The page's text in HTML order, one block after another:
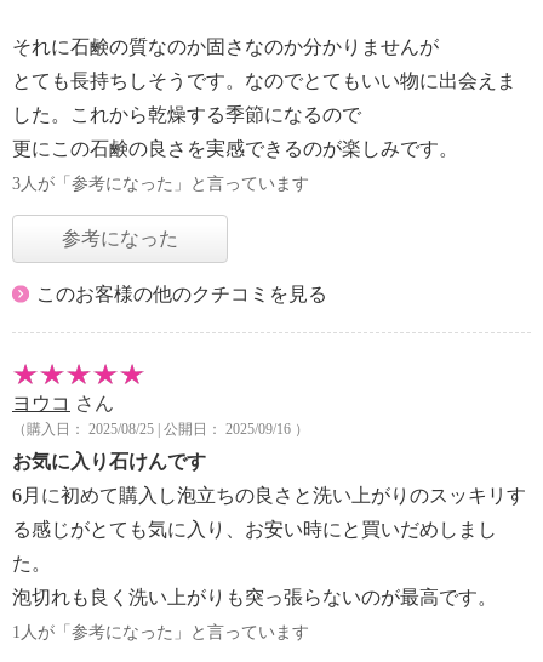
それに石鹸の質なのか固さなのか分かりませんが
とても長持ちしそうです。なのでとてもいい物に出会えま
した。これから乾燥する季節になるので
更にこの石鹸の良さを実感できるのが楽しみです。
3人が「参考になった」と言っています
参考になった
このお客様の他のクチコミを見る
ヨウコ さん
（購入日： 2025/08/25 | 公開日： 2025/09/16 ）
お気に入り石けんです
6月に初めて購入し泡立ちの良さと洗い上がりのスッキリす
る感じがとても気に入り、お安い時にと買いだめしまし
た。
泡切れも良く洗い上がりも突っ張らないのが最高です。
1人が「参考になった」と言っています